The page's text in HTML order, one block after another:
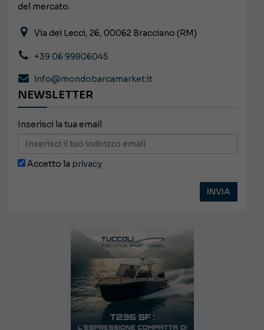
del mercato.
Via dei Lecci, 26, 00062 Bracciano (RM)
+39 06 99806045
info@mondobarcamarket.it
NEWSLETTER
Inserisci la tua email
Accetto la privacy